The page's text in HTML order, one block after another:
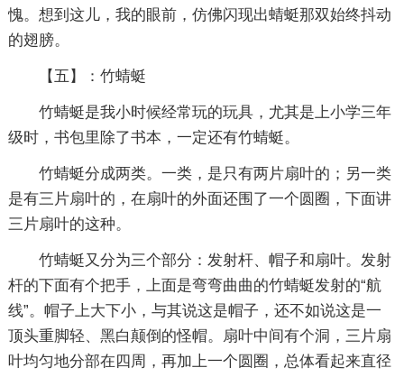
愧。想到这儿，我的眼前，仿佛闪现出蜻蜓那双始终抖动
的翅膀。
【五】：竹蜻蜓
竹蜻蜓是我小时候经常玩的玩具，尤其是上小学三年
级时，书包里除了书本，一定还有竹蜻蜓。
竹蜻蜓分成两类。一类，是只有两片扇叶的；另一类
是有三片扇叶的，在扇叶的外面还围了一个圆圈，下面讲
三片扇叶的这种。
竹蜻蜓又分为三个部分：发射杆、帽子和扇叶。发射
杆的下面有个把手，上面是弯弯曲曲的竹蜻蜓发射的“航
线”。帽子上大下小，与其说这是帽子，还不如说这是一
顶头重脚轻、黑白颠倒的怪帽。扇叶中间有个洞，三片扇
叶均匀地分部在四周，再加上一个圆圈，总体看起来直径